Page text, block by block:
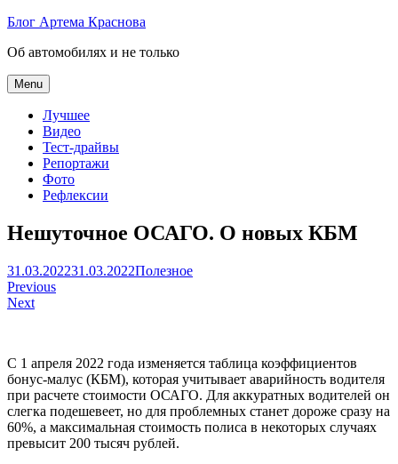
Skip
content
Блог Артема Краснова
Об автомобилях и не только
Menu
Лучшее
Видео
Тест-драйвы
Репортажи
Фото
Рефлексии
Нешуточное ОСАГО. О новых КБМ
Артем
Краснов
31.03.202231.03.2022Полезное
Навигация
по
Previous
Next
С 1 апреля 2022 года изменяется таблица коэффициентов
бонус-малус (КБМ), которая учитывает аварийность водителя
при расчете стоимости ОСАГО. Для аккуратных водителей он
слегка подешевеет, но для проблемных станет дороже сразу на
60%, а максимальная стоимость полиса в некоторых случаях
превысит 200 тысяч рублей.